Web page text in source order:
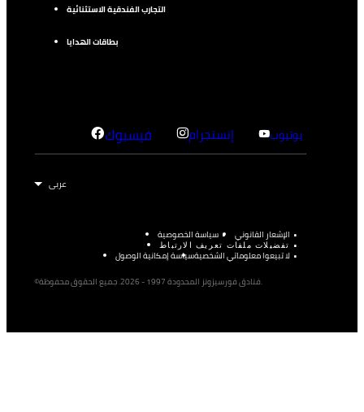
التجارب الفندقية الاستثنائية
بطاقات الهدايا
فيسبوك إنستجرام يوتيوب
الإشعار القانوني سياسة الخصوصية
تفضيلات ملفات تعريف الارتباط
لا تبيعوا معلوماتي الشخصيةسياسة إمكانية الوصول
©فنادق فورسيزونز المحدودة 1997 - 2026. جميع الحقوق محفوظة.